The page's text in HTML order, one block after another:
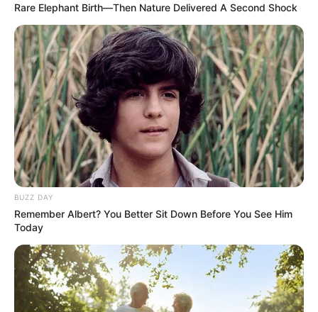
Rare Elephant Birth—Then Nature Delivered A Second Shock
BUZZ DAY
Remember Albert? You Better Sit Down Before You See Him
Today